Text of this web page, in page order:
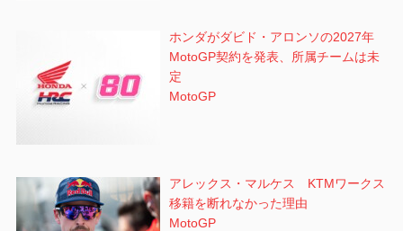
ホンダがダビド・アロンソの2027年
MotoGP契約を発表、所属チームは未
定
MotoGP
アレックス・マルケス KTMワークス
移籍を断れなかった理由
MotoGP